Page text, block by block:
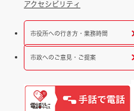
アクセシビリティ
市役所への行き方・業務時間
市政へのご意見・ご提案